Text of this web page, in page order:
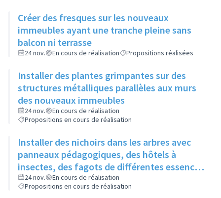
Créer des fresques sur les nouveaux
immeubles ayant une tranche pleine sans
balcon ni terrasse
24 nov. En cours de réalisation Propositions réalisées
Installer des plantes grimpantes sur des
structures métalliques parallèles aux murs
des nouveaux immeubles
24 nov.
En cours de réalisation
Propositions en cours de réalisation
Installer des nichoirs dans les arbres avec
panneaux pédagogiques, des hôtels à
insectes, des fagots de différentes essences
pour stimuler la biodiversité sur la place du
Château à la Roue
24 nov.
En cours de réalisation
Propositions en cours de réalisation